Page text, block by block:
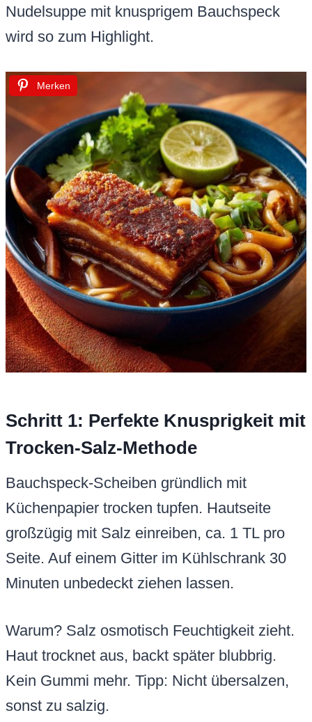
Nudelsuppe mit knusprigem Bauchspeck
wird so zum Highlight.
Merken
Schritt 1: Perfekte Knusprigkeit mit
Trocken-Salz-Methode
Bauchspeck-Scheiben gründlich mit
Küchenpapier trocken tupfen. Hautseite
großzügig mit Salz einreiben, ca. 1 TL pro
Seite. Auf einem Gitter im Kühlschrank 30
Minuten unbedeckt ziehen lassen.
Warum? Salz osmotisch Feuchtigkeit zieht.
Haut trocknet aus, backt später blubbrig.
Kein Gummi mehr. Tipp: Nicht übersalzen,
sonst zu salzig.